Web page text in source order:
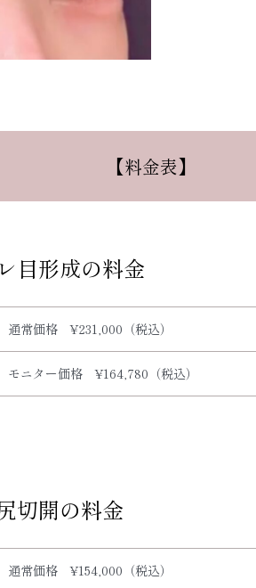
【料金表】
目形成の料金
通常価格 ¥231,000（税込）
モニター価格 ¥164,780（税込）
切開の料金
通常価格 ¥154,000（税込）